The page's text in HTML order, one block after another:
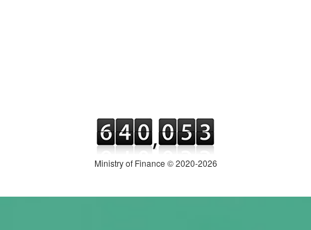
Ministry of Finance © 2020-2026